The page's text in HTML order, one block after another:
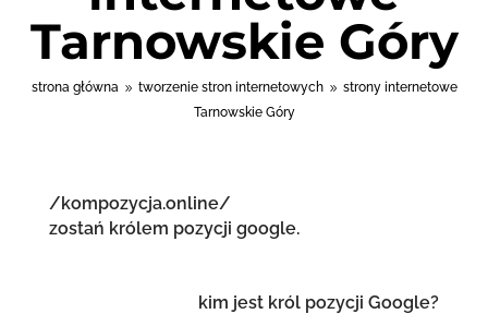
Tarnowskie Góry
strona główna 9 tworzenie stron internetowych 9 strony internetowe
Tarnowskie Góry
/kompozycja.online/
zostań królem pozycji google.
kim jest król pozycji Google?